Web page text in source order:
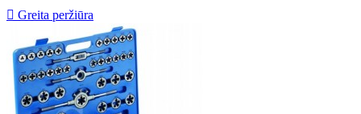
 Greita peržiūra